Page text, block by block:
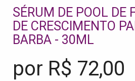
SÉRUM DE POOL DE
DE CRESCIMENTO
BARBA - 30ML
por R$ 72,00